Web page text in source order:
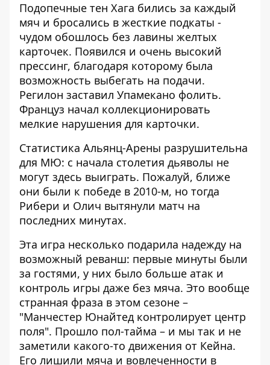
Подопечные тен Хага бились за каждый
мяч и бросались в жесткие подкаты -
чудом обошлось без лавины желтых
карточек. Появился и очень высокий
прессинг, благодаря которому была
возможность выбегать на подачи.
Регилон заставил Упамекано фолить.
Француз начал коллекционировать
мелкие нарушения для карточки.
Статистика Альянц-Арены разрушительна
для МЮ: с начала столетия дьяволы не
могут здесь выиграть. Пожалуй, ближе
они были к победе в 2010-м, но тогда
Рибери и Олич вытянули матч на
последних минутах.
Эта игра несколько подарила надежду на
возможный реванш: первые минуты были
за гостями, у них было больше атак и
контроль игры даже без мяча. Это вообще
странная фраза в этом сезоне –
"Манчестер Юнайтед контролирует центр
поля". Прошло пол-тайма – и мы так и не
заметили какого-то движения от Кейна.
Его лишили мяча и вовлеченности в